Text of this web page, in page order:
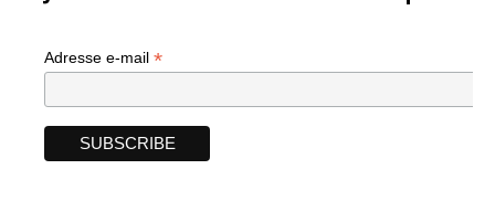
Adresse e-mail *